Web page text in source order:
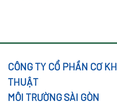
CÔNG TY CỔ PHẦN CƠ
THUẬT
MÔI TRƯỜNG SÀI GÒN